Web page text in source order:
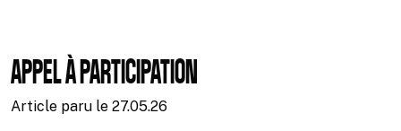
APPEL À PARTICIPATION
Article paru le 27.05.26